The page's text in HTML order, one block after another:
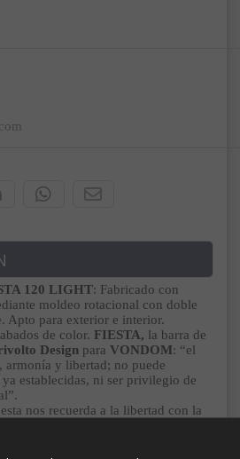
120 LIGHT: Fabricado con
moldeo rotacional con doble
Apto para exterior e interior.
de color. FIESTA, la barra de
Design para VONDOM: “el
armonía y libertad; no puede
establecidas, ni ser privilegio de
nos recuerda a la libertad con la
jugar al fútbol sin que nadie